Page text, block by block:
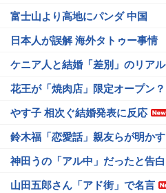
富士山より高地にパンダ 中国
日本人が誤解 海外タトゥー事情
ケニア人と結婚「差別」のリアル
花王が「焼肉店」限定オープン？
やす子 相次ぐ結婚発表に反応
鈴木福「恋愛話」親友らが明かす
神田うの「アル中」だったと告白
山田五郎さん「アド街」で名言